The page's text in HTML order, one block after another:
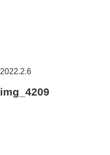
2022.2.6
img_4209